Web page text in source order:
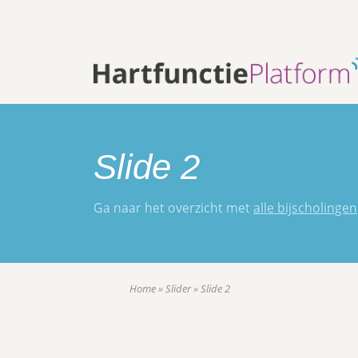
Slide 2
Ga naar het overzicht met alle bijscholingen
Home»Slider»Slide 2